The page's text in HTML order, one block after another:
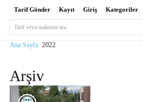
Tarif Gönder Kayıt Giriş Kategoriler
Tarif veya malzeme ara
Ana Sayfa 2022
Arşiv